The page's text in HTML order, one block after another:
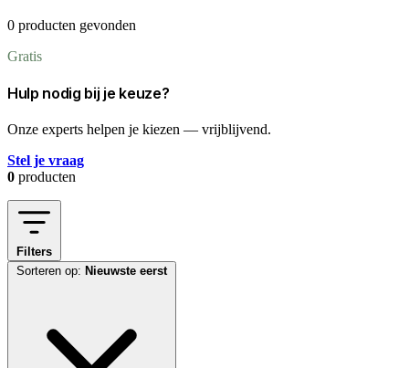
0 producten gevonden
Gratis
Hulp nodig bij je keuze?
Onze experts helpen je kiezen — vrijblijvend.
Stel je vraag
0 producten
Filters
Sorteren op: Nieuwste eerst